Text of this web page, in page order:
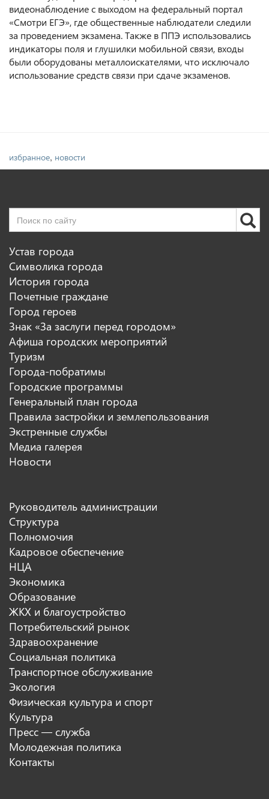
видеонаблюдение с выходом на федеральный портал
«Смотри ЕГЭ», где общественные наблюдатели следили
за проведением экзамена. Также в ППЭ использовались
индикаторы поля и глушилки мобильной связи, входы
были оборудованы металлоискателями, что исключало
использование средств связи при сдаче экзаменов.
избранное, новости
Устав города
Символика города
История города
Почетные граждане
Город героев
Знак «За заслуги перед городом»
Афиша городских мероприятий
Туризм
Города-побратимы
Городские программы
Генеральный план города
Правила застройки и землепользования
Экстренные службы
Медиа галерея
Новости
Руководитель администрации
Структура
Полномочия
Кадровое обеспечение
НЦА
Экономика
Образование
ЖКХ и благоустройство
Потребительский рынок
Здравоохранение
Социальная политика
Транспортное обслуживание
Экология
Физическая культура и спорт
Культура
Пресс — служба
Молодежная политика
Контакты